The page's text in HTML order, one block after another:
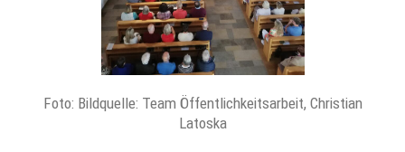
Foto: Bildquelle: Team Öffentlichkeitsarbeit, Christian
Latoska